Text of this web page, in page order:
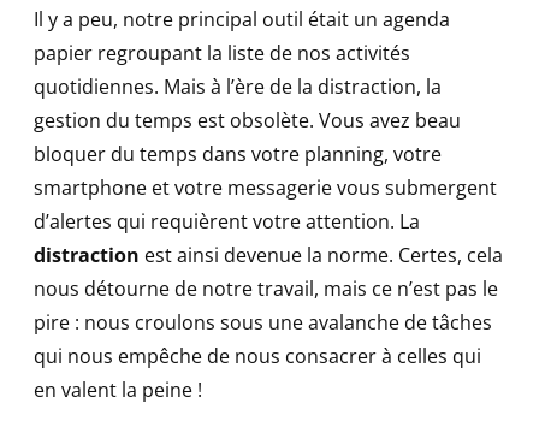
Il y a peu, notre principal outil était un agenda
papier regroupant la liste de nos activités
quotidiennes. Mais à l’ère de la distraction, la
gestion du temps est obsolète. Vous avez beau
bloquer du temps dans votre planning, votre
smartphone et votre messagerie vous submergent
d’alertes qui requièrent votre attention. La
distraction est ainsi devenue la norme. Certes, cela
nous détourne de notre travail, mais ce n’est pas le
pire : nous croulons sous une avalanche de tâches
qui nous empêche de nous consacrer à celles qui
en valent la peine !